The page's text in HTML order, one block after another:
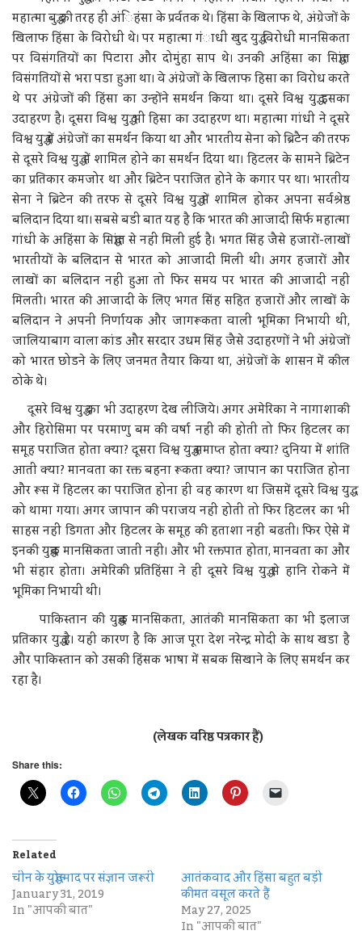
महात्मा बुद्ध की तरह ही अंिहंसा के प्रर्वतक थे। हिंसा के खिलाफ थे, अंग्रेजों के
खिलाफ हिंसा के विरोधी थे। पर महात्मा गंाधी खुद युद्ध विरोधी मानसिकता
पर विसंगतियों का पिटारा और दोमुंहा साप थे। उनकी अहिंसा का सिद्धांत
विसंगतियों से भरा पडा हुआ था। वे अंग्रेजों के खिलाफ हिसा का विरोध करते
थे पर अंग्रेजों की हिंसा का उन्होंने समर्थन किया था। दूसरे विश्व युद्ध इसका
उदाहरण है। दूसरा विश्व युद्ध भी हिसा का उदाहरण था। महात्मा गांधी ने दूसरे
विश्व युद्ध में अंग्रेजों का समर्थन किया था और भारतीय सेना को ब्रिटैन की तरफ
से दूसरे विश्व युद्ध में शामिल होने का समर्थन दिया था। हिटलर के सामने ब्रिटेन
का प्रतिकार कमजोर था और ब्रिटेन पराजित होने के कगार पर था। भारतीय
सेना ने ब्रिटेन की तरफ से दूसरे विश्व युद्ध में शामिल होकर अपना सर्वश्रेष्ठ
बलिदान दिया था। सबसे बडी बात यह है कि भारत की आजादी सिर्फ महात्मा
गांधी के अहिंसा के सिद्धांत से नही मिली हुई है। भगत सिंह जैसे हजारों-लाखों
भारतीयों के बलिदान से भारत को आजादी मिली थी। अगर हजारों और
लाखों का बलिदान नहीं हुआ तो फिर समय पर भारत की आजादी नहीं
मिलती। भारत की आजादी के लिए भगत सिंह सहित हजारों और लाखों के
बलिदान ने अपनी निर्णायक और जागरूकता वाली भूमिका निभायी थी,
जालियाबाग वाला कांड और सरदार उधम सिंह जैसे उदाहरणों ने भी अंग्रेजों
को भारत छोडने के लिए जनमत तैयार किया था, अंग्रेजों के शासन में कील
ठोके थे।
दूसरे विश्व युद्ध का भी उदाहरण देख लीजिये। अगर अमेरिका ने नागाशाकी
और हिरोसिमा पर परमाणु बम की वर्षा नहीं की होती तो फिर हिटलर का
समूह पराजित होता क्या? दूसरा विश्व युद्ध समाप्त होता क्या? दुनिया में शांति
आती क्या? मानवता का रक्त बहना रूकता क्या? जापान का पराजित होना
और रूस में हिटलर का पराजित होना ही वह कारण था जिसमें दूसरे विश्व युद्ध
को थामा गया। अगर जापान की पराजय नहीं होती तो फिर हिटलर का भी
साहस नहीं डिगता और हिटलर के समूह की हताशा नहीं बढती। फिर ऐसे में
इनकी युद्धक मानसिकता जाती नहीं। और भी रक्तपात होता, मानवता का और
भी संहार होता। अमेरिकी प्रतिहिंसा ने ही दूसरे विश्व युद्ध से हानि रोकने में
भूमिका निभायी थी।
पाकिस्तान की युद्धक मानसिकता, आतंकी मानसिकता का भी इलाज
प्रतिकार युद्ध है। यही कारण है कि आज पूरा देश नरेन्द्र मोदी के साथ खडा है
और पाकिस्तान को उसकी हिंसक भाषा में सबक सिखाने के लिए समर्थन कर
रहा है।
(लेखक वरिष्ठ पत्रकार हैं)
Share this:
Related
चीन के युद्धोन्माद पर संज्ञान जरूरी
January 31, 2019
In "आपकी बात"
आतंकवाद और हिंसा बहुत बड़ी
कीमत वसूल करते हैं
May 27, 2025
In "आपकी बात"